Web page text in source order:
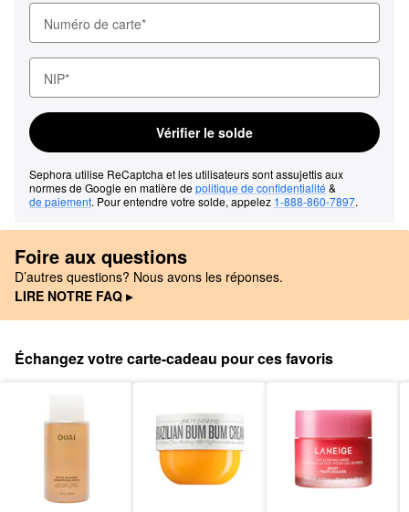
Numéro de carte
NIP
Vérifier le solde
Sephora utilise ReCaptcha et les utilisateurs sont assujettis aux
normes de Google en matière de politique de confidentialité &
de paiement. Pour entendre votre solde, appelez 1-888-860-7897.
Foire aux questions
D’autres questions? Nous avons les réponses.
LIRE NOTRE FAQ ▸
Échangez votre carte-cadeau pour ces favoris